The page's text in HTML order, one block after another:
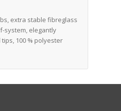
extra stable fibreglass
system, elegantly
100 % polyester